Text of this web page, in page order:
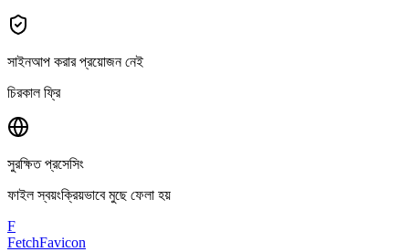
সাইনআপ করার প্রয়োজন নেই
চিরকাল ফ্রি
সুরক্ষিত প্রসেসিং
ফাইল স্বয়ংক্রিয়ভাবে মুছে ফেলা হয়
F
FetchFavicon